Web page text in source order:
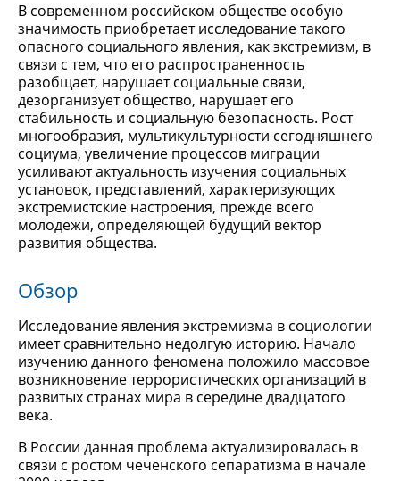
В современном российском обществе особую
значимость приобретает исследование такого
опасного социального явления, как экстремизм, в
связи с тем, что его распространенность
разобщает, нарушает социальные связи,
дезорганизует общество, нарушает его
стабильность и социальную безопасность. Рост
многообразия, мультикультурности сегодняшнего
социума, увеличение процессов миграции
усиливают актуальность изучения социальных
установок, представлений, характеризующих
экстремистские настроения, прежде всего
молодежи, определяющей будущий вектор
развития общества.
Обзор
Исследование явления экстремизма в социологии
имеет сравнительно недолгую историю. Начало
изучению данного феномена положило массовое
возникновение террористических организаций в
развитых странах мира в середине двадцатого
века.
В России данная проблема актуализировалась в
связи с ростом чеченского сепаратизма в начале